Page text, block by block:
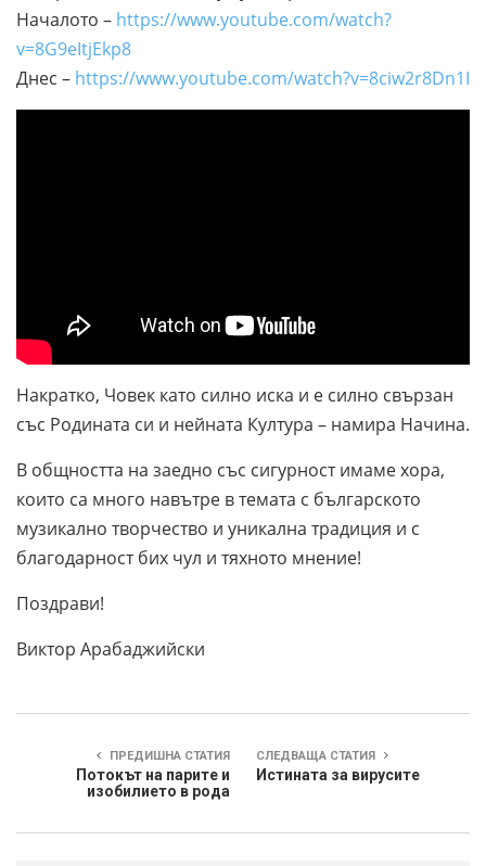
Началото – https://www.youtube.com/watch?
v=8G9eItjEkp8
Днес – https://www.youtube.com/watch?v=8ciw2r8Dn1I
Накратко, Човек като силно иска и е силно свързан
със Родината си и нейната Култура – намира Начина.
В общността на заедно със сигурност имаме хора,
които са много навътре в темата с българското
музикално творчество и уникална традиция и с
благодарност бих чул и тяхното мнение!
Поздрави!
Виктор Арабаджийски
ПРЕДИШНА СТАТИЯ
Потокът на парите и
изобилието в рода
СЛЕДВАЩА СТАТИЯ
Истината за вирусите